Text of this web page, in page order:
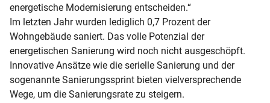
energetische Modernisierung entscheiden.“
Im letzten Jahr wurden lediglich 0,7 Prozent der
Wohngebäude saniert. Das volle Potenzial der
energetischen Sanierung wird noch nicht ausgeschöpft.
Innovative Ansätze wie die serielle Sanierung und der
sogenannte Sanierungssprint bieten vielversprechende
Wege, um die Sanierungsrate zu steigern.